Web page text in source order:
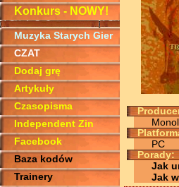
Konkurs - NOWY!
Muzyka Starych Gier
CZAT
Dodaj grę
Artykuły
Czasopisma
Independent Zin
Facebook
Baza kodów
Trainery
PC
Porady:
Jak
Jak